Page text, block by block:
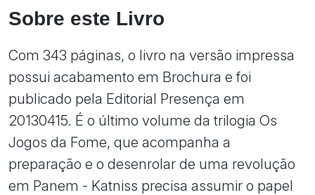
Sobre este Livro
Com 343 páginas, o livro na versão impressa
possui acabamento em Brochura e foi
publicado pela Editorial Presença em
20130415. É o último volume da trilogia Os
Jogos da Fome, que acompanha a
preparação e o desenrolar de uma revolução
em Panem - Katniss precisa assumir o papel